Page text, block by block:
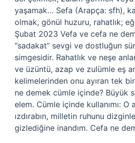
yaşamak… Sefa (Arapça: sfh),
olmak, gönül huzuru, rahatlık;
Şubat 2023 Vefa ve cefa ne
“sadakat” sevgi ve dostluğun
simgesidir. Rahatlık ve neşe
ve üzüntü, azap ve zulümle eş
kelimelerinden onu ayıran tek
ne demek cümle içinde? Büyük
elem. Cümle içinde kullanımı: O
ızdırabın, milletin ruhunu
gizlediğine inandım. Cefa ne